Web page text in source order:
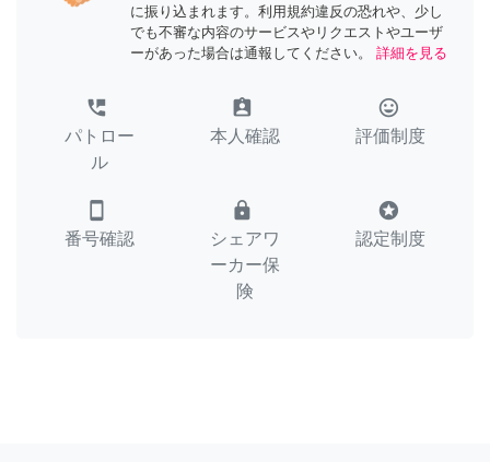
に振り込まれます。利用規約違反の恐れや、少し
でも不審な内容のサービスやリクエストやユーザ
ーがあった場合は通報してください。
詳細を見る
perm_phone_msg
パトロー
ル
assignment_ind
本人確認
tag_faces
評価制度
smartphone
番号確認
lock
シェアワ
ーカー保
険
stars
認定制度